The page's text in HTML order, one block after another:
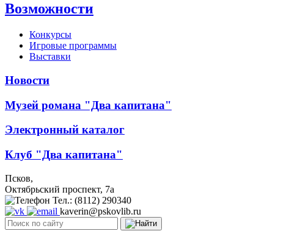
Возможности
Конкурсы
Игровые программы
Выставки
Новости
Музей романа "Два капитана"
Электронный каталог
Клуб "Два капитана"
Псков,
Октябрьский проспект, 7a
Тел.: (8112) 290340
kaverin@pskovlib.ru